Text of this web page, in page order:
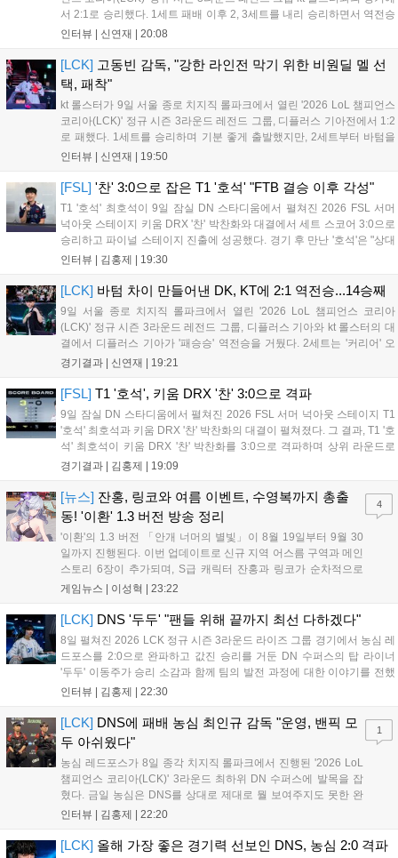
서 2:1로 승리했다. 1세트 패배 이후 2, 3세트를 내리 승리하면서 역전승
을 거뒀다. 14승을 달성한 디플러스 기아는 4위 kt 롤스터를 1승 차이로
인터뷰 | 신연재 20:08
[LCK] 고동빈 감독, "강한 라인전 막기 위한 비원딜 멜 선
택, 패착"
kt 롤스터가 9일 서울 종로 치지직 롤파크에서 열린 '2026 LoL 챔피언스
코리아(LCK)' 정규 시즌 3라운드 레전드 그룹, 디플러스 기아전에서 1:2
로 패했다. 1세트를 승리하며 기분 좋게 출발했지만, 2세트부터 바텀을
중심으로 게임을 풀어간 디플러스 기아의 승리 플랜을 막아내지 못했다.
인터뷰 | 신연재 19:50
[FSL] '찬' 3:0으로 잡은 T1 '호석' "FTB 결승 이후 각성"
T1 '호석' 최호석이 9일 잠실 DN 스타디움에서 펼쳐진 2026 FSL 서머
넉아웃 스테이지 키움 DRX '찬' 박찬화와 대결에서 세트 스코어 3:0으로
승리하고 파이널 스테이지 진출에 성공했다. 경기 후 만난 '호석'은 "상대
가 강하지만, 내가 할 것만 잘하면 충분히 승산이 있을 것 같았다"고 말하
인터뷰 | 김홍제 19:30
[LCK] 바텀 차이 만들어낸 DK, KT에 2:1 역전승...14승째
9일 서울 종로 치지직 롤파크에서 열린 '2026 LoL 챔피언스 코리아
(LCK)' 정규 시즌 3라운드 레전드 그룹, 디플러스 기아와 kt 롤스터의 대
결에서 디플러스 기아가 '패승승' 역전승을 거뒀다. 2세트는 '커리어' 오
현석의 메이킹과 '쇼메이커' 허수의 캐리력이 빛났고, 3세트에서는 라인
경기결과 | 신연재 19:21
[FSL] T1 '호석', 키움 DRX '찬' 3:0으로 격파
9일 잠실 DN 스타디움에서 펼쳐진 2026 FSL 서머 넉아웃 스테이지 T1
'호석' 최호석과 키움 DRX '찬' 박찬화의 대결이 펼쳐졌다. 그 결과, T1 '호
석' 최호석이 키움 DRX '찬' 박찬화를 3:0으로 격파하며 상위 라운드로
진출했고, '찬'은 탈락하고 말았다. 경기 초반, 5분 만에 골 찬스를 잡은
경기결과 | 김홍제 19:09
[뉴스] 잔홍, 링코와 여름 이벤트, 수영복까지 총출
동! '이환' 1.3 버전 방송 정리
'이환'의 1.3 버전 「안개 너머의 별빛」이 8월 19일부터 9월 30
일까지 진행된다. 이번 업데이트로 신규 지역 어스름 구역과 메인
스토리 6장이 추가되며, S급 캐릭터 잔홍과 링코가 순차적으로
등장한다. 여름 시즌을 맞아 비치발리볼, 수상 오토바이 등 다채
의성도 강화된다. 8월 11일까지 사용 가능한 교환 코드 3종이 제
공되며, 상세 일정은 공식 채널을 통해 확인할 수 있다....
게임뉴스 | 이성혁 23:22
4
[LCK] DNS '두두' "팬들 위해 끝까지 최선 다하겠다"
8일 펼쳐진 2026 LCK 정규 시즌 3라운드 라이즈 그룹 경기에서 농심 레
드포스를 2:0으로 완파하고 값진 승리를 거둔 DN 수퍼스의 탑 라이너
'두두' 이동주가 승리 소감과 함께 팀의 발전 과정에 대한 이야기를 전했
다. 먼저 오랜만의 2:0 완승에 대해 '두두'는 "진짜 오랜만에 거둔 2:0 승
인터뷰 | 김홍제 22:30
[LCK] DNS에 패배 농심 최인규 감독 "운영, 밴픽 모
두 아쉬웠다"
농심 레드포스가 8일 종각 치지직 롤파크에서 진행된 '2026 LoL
챔피언스 코리아(LCK)' 3라운드 최하위 DN 수퍼스에 발목을 잡
혔다. 금일 농심은 DNS를 상대로 제대로 뭘 보여주지도 못한 완
패를 당하고 말았다. 이하 농심 레드포스 최인규 감독과 '리헨즈'
인규 감독 : 모든 경...
인터뷰 | 김홍제 22:20
1
[LCK] 올해 가장 좋은 경기력 선보인 DNS, 농심 2:0 격파